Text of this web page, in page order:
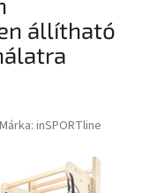
állítható
Márka: inSPORTline